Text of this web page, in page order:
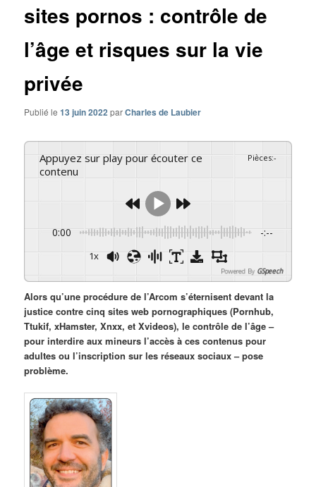
sites pornos : contrôle de
l’âge et risques sur la vie
privée
Publié le13 juin 2022parCharles de Laubier
Appuyez sur play pour écouter ce
contenu
Pièces:-
0:00 -:--
1x
Powered By GSpeech
Alors qu’une procédure de l’Arcom s’éternisent devant la
justice contre cinq sites web pornographiques (Pornhub,
Ttukif, xHamster, Xnxx, et Xvideos), le contrôle de l’âge –
pour interdire aux mineurs l’accès à ces contenus pour
adultes ou l’inscription sur les réseaux sociaux – pose
problème.